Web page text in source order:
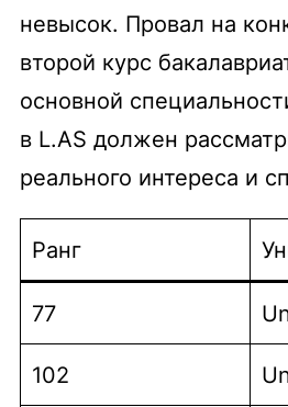
невысок. Провал на
второй курс
основной
в L.AS должен
реального интереса и
Ранг
77
102